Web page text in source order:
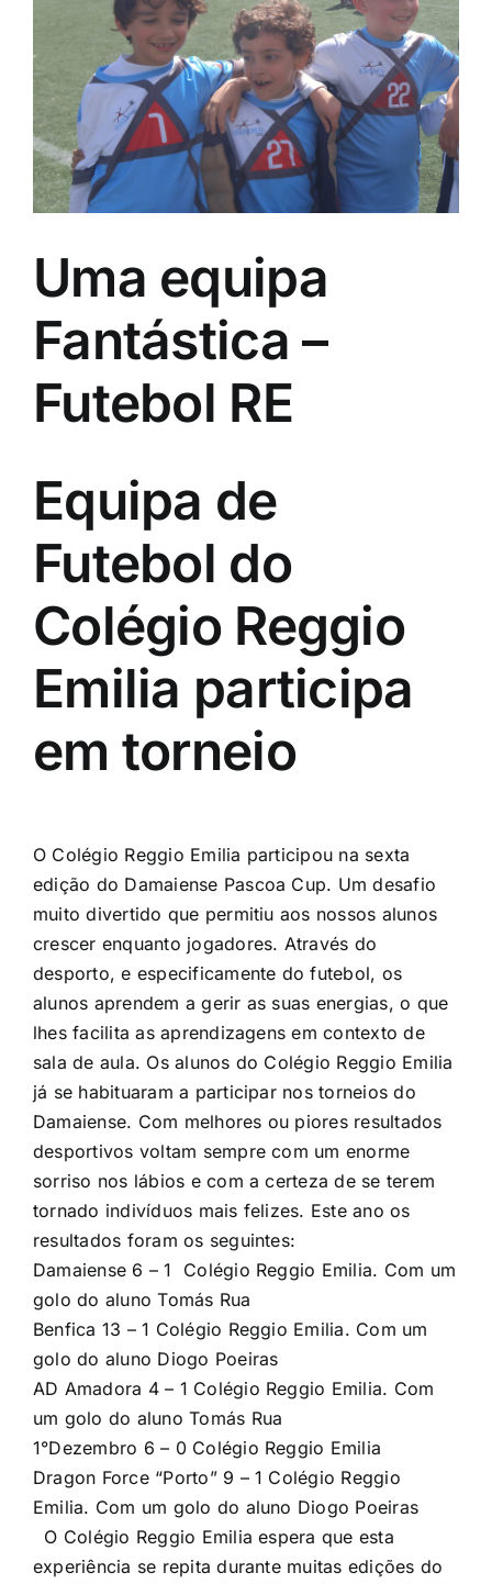
Uma equipa
Fantástica –
Futebol RE
Equipa de
Futebol do
Colégio Reggio
Emilia participa
em torneio
O Colégio Reggio Emilia participou na sexta
edição do Damaiense Pascoa Cup. Um desafio
muito divertido que permitiu aos nossos alunos
crescer enquanto jogadores. Através do
desporto, e especificamente do futebol, os
alunos aprendem a gerir as suas energias, o que
lhes facilita as aprendizagens em contexto de
sala de aula. Os alunos do Colégio Reggio Emilia
já se habituaram a participar nos torneios do
Damaiense. Com melhores ou piores resultados
desportivos voltam sempre com um enorme
sorriso nos lábios e com a certeza de se terem
tornado indivíduos mais felizes. Este ano os
resultados foram os seguintes:
Damaiense 6 – 1 Colégio Reggio Emilia. Com um
golo do aluno Tomás Rua
Benfica 13 – 1 Colégio Reggio Emilia. Com um
golo do aluno Diogo Poeiras
AD Amadora 4 – 1 Colégio Reggio Emilia. Com
um golo do aluno Tomás Rua
1°Dezembro 6 – 0 Colégio Reggio Emilia
Dragon Force “Porto” 9 – 1 Colégio Reggio
Emilia. Com um golo do aluno Diogo Poeiras
O Colégio Reggio Emilia espera que esta
experiência se repita durante muitas edições do